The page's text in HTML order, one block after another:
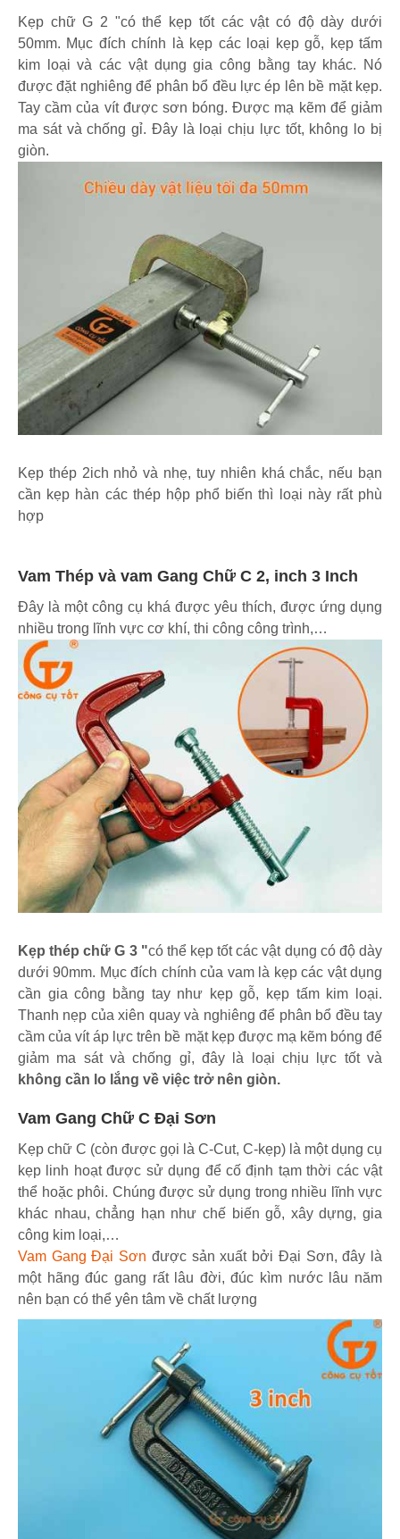
Kẹp chữ G 2 "có thể kẹp tốt các vật có độ dày dưới
50mm. Mục đích chính là kẹp các loại kẹp gỗ, kẹp tấm
kim loại và các vật dụng gia công bằng tay khác. Nó
được đặt nghiêng để phân bổ đều lực ép lên bề mặt kẹp.
Tay cầm của vít được sơn bóng. Được mạ kẽm để giảm
ma sát và chống gỉ. Đây là loại chịu lực tốt, không lo bị
giòn.
Kẹp thép 2ich nhỏ và nhẹ, tuy nhiên khá chắc, nếu bạn
cần kẹp hàn các thép hộp phổ biến thì loại này rất phù
hợp
Vam Thép và vam Gang Chữ C 2, inch 3 Inch
Đây là một công cụ khá được yêu thích, được ứng dụng
nhiều trong lĩnh vực cơ khí, thi công công trình,…
Kẹp thép chữ G 3 "có thể kẹp tốt các vật dụng có độ dày
dưới 90mm. Mục đích chính của vam là kẹp các vật dụng
cần gia công bằng tay như kẹp gỗ, kẹp tấm kim loại.
Thanh nẹp của xiên quay và nghiêng để phân bổ đều tay
cầm của vít áp lực trên bề mặt kẹp được mạ kẽm bóng để
giảm ma sát và chống gỉ, đây là loại chịu lực tốt và
không cần lo lắng về việc trở nên giòn.
Vam Gang Chữ C Đại Sơn
Kẹp chữ C (còn được gọi là C-Cut, C-kẹp) là một dụng cụ
kẹp linh hoạt được sử dụng để cố định tạm thời các vật
thể hoặc phôi. Chúng được sử dụng trong nhiều lĩnh vực
khác nhau, chẳng hạn như chế biến gỗ, xây dựng, gia
công kim loại,…
Vam Gang Đại Sơn được sản xuất bởi Đại Sơn, đây là
một hãng đúc gang rất lâu đời, đúc kìm nước lâu năm
nên bạn có thể yên tâm về chất lượng